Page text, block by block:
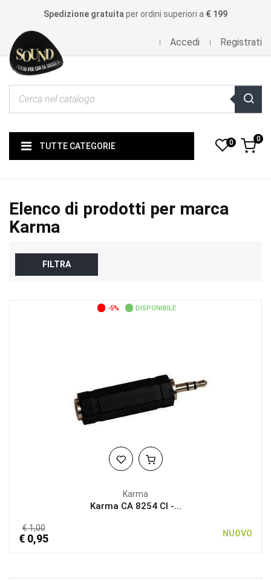
Spedizione gratuita per ordini superiori a € 199
Accedi Registrati
TUTTE CATEGORIE 0 0
Elenco di prodotti per marca
Karma
FILTRA
-5% DISPONIBILE
Karma
Karma CA 8254 CI -...
€ 1,00
€ 0,95 NUOVO